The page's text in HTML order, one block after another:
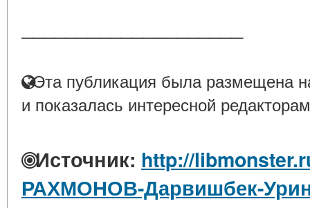
Эта публикация была размещена
и показалась интересной
Источник: http://
РАХМОНОВ-Дарвишбек-